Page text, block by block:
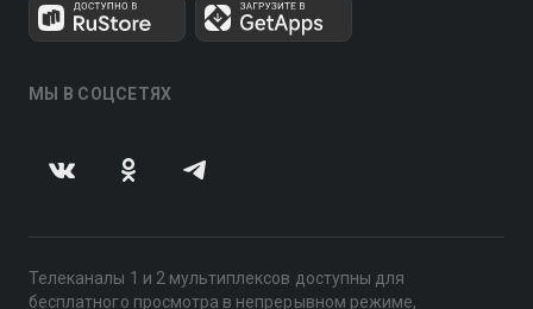
МЫ В СОЦСЕТЯХ
Телеканалы 1 и 2 мультиплексов доступны для
бесплатного просмотра в непрерывном режиме,